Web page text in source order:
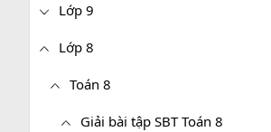
Lớp 9
Lớp 8
Toán 8
Giải bài tập SBT Toán 8